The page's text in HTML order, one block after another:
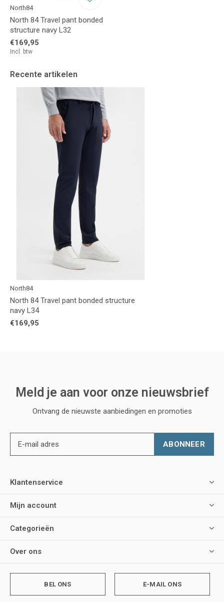
North84
North 84 Travel pant bonded
structure navy L32
€169,95
Incl. btw
Recente artikelen
North84
North 84 Travel pant bonded structure
navy L34
€169,95
Meld je aan voor onze nieuwsbrief
Ontvang de nieuwste aanbiedingen en promoties
ABONNEER
Klantenservice
Mijn account
Categorieën
Over ons
BEL ONS E-MAIL ONS